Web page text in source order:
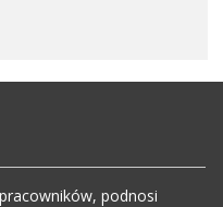
podnosi